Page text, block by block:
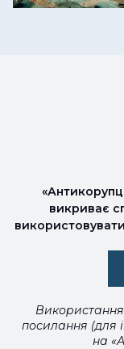
викриває
посилання (для
на